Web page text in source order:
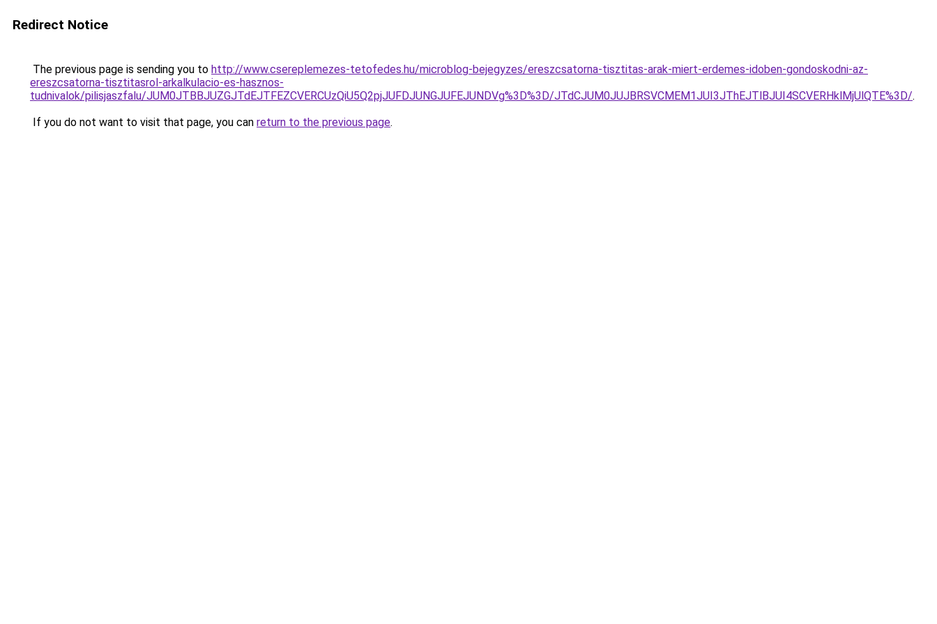
Redirect Notice
The previous page is sending you to http://www.csereplemezes-tetofedes.hu/microblog-bejegyzes/ereszcsatorna-tisztitas-arak-miert-erdemes-idoben-gondoskodni-az-
ereszcsatorna-tisztitasrol-arkalkulacio-es-hasznos-
tudnivalok/pilisjaszfalu/JUM0JTBBJUZGJTdEJTFEZCVERCUzQiU5Q2pjJUFDJUNGJUFEJUNDVg%3D%3D/JTdCJUM0JUJBRSVCMEM1JUI3JThEJTlBJUI4SCVERHklMjUlQTE%3D/.
If you do not want to visit that page, you can return to the previous page.